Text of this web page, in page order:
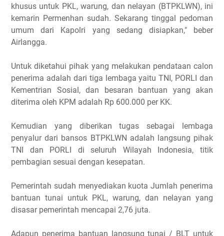
khusus untuk PKL, warung, dan nelayan (BTPKLWN), ini
kemarin Permenhan sudah. Sekarang tinggal pedoman
umum dari Kapolri yang sedang disiapkan," beber
Airlangga.
Untuk diketahui pihak yang melakukan pendataan calon
penerima adalah dari tiga lembaga yaitu TNI, PORLI dan
Kementrian Sosial, dan besaran bantuan yang akan
diterima oleh KPM adalah Rp 600.000 per KK.
Kemudian yang diberikan tugas sebagai lembaga
penyalur dari bansos BTPKLWN adalah langsung pihak
TNI dan PORLI di seluruh Wilayah Indonesia, titik
pembagian sesuai dengan kesepatan.
Pemerintah sudah menyediakan kuota Jumlah penerima
bantuan tunai untuk PKL, warung, dan nelayan yang
disasar pemerintah mencapai 2,76 juta.
Adapun penerima bantuan langsung tunai / BLT untuk